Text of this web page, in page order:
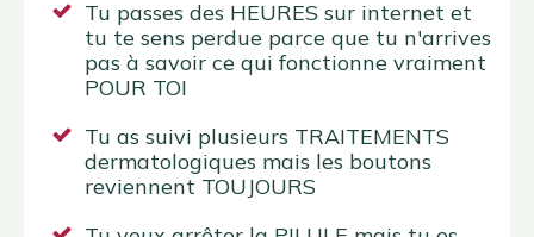
Tu passes des HEURES sur internet et
tu te sens perdue parce que tu n'arrives
pas à savoir ce qui fonctionne vraiment
POUR TOI
Tu as suivi plusieurs TRAITEMENTS
dermatologiques mais les boutons
reviennent TOUJOURS